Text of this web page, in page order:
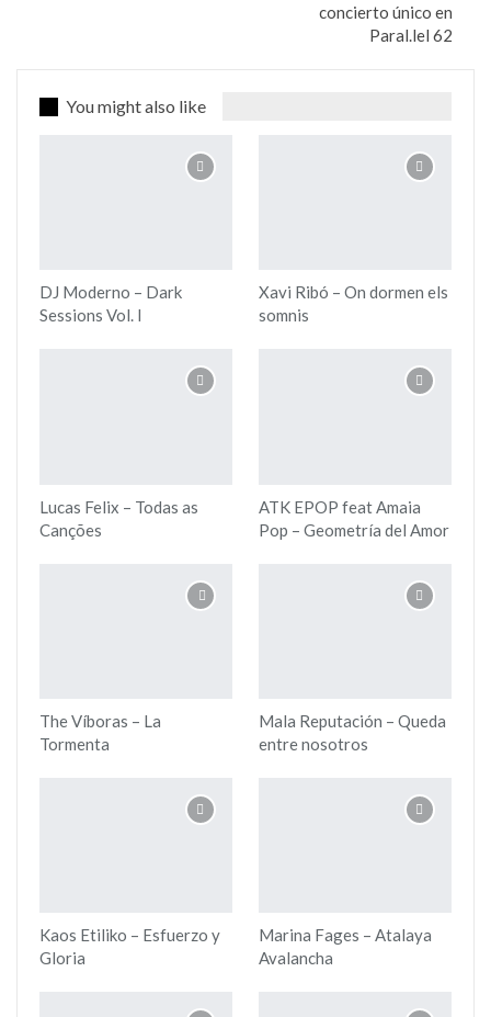
concierto único en
Paral.lel 62
You might also like
DJ Moderno – Dark
Sessions Vol. I
Xavi Ribó – On dormen els
somnis
Lucas Felix – Todas as
Canções
ATK EPOP feat Amaia
Pop – Geometría del Amor
The Víboras – La
Tormenta
Mala Reputación – Queda
entre nosotros
Kaos Etiliko – Esfuerzo y
Gloria
Marina Fages – Atalaya
Avalancha